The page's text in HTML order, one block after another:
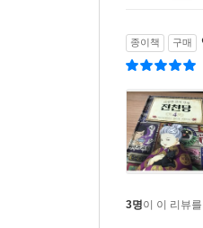
종이책 구매
3명이 이 리뷰